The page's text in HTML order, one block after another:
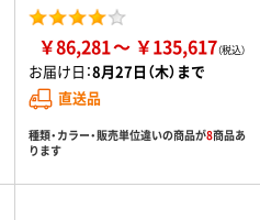
￥86,281 ￥135,617
お届け日：8月27日（木）まで
直送品
種類・カラー・販売単位違いの商品が8商品あ
ります